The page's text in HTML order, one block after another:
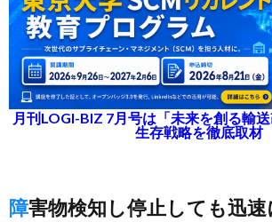
月刊LOGI-BIZ 7月号は「未来を創る輸
生存戦略を徹底取材
障害物検知し停止しても迅速に復旧、効率